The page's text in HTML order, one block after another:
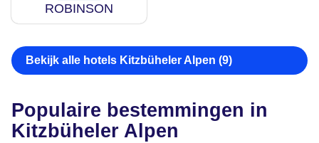
ROBINSON
Bekijk alle hotels Kitzbüheler Alpen (9)
Populaire bestemmingen in
Kitzbüheler Alpen